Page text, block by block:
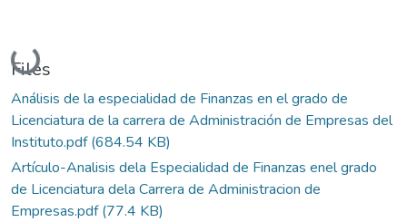
Loading...
Files
Análisis de la especialidad de Finanzas en el grado de
Licenciatura de la carrera de Administración de Empresas del
Instituto.pdf(684.54 KB)
Artículo-Analisis dela Especialidad de Finanzas enel grado
de Licenciatura dela Carrera de Administracion de
Empresas.pdf(77.4 KB)